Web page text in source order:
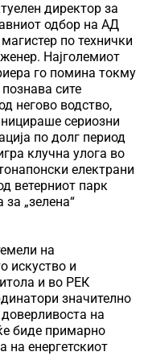
директор за
одбор на АД
по технички
Најголемиот
го помина токму
сите
негово водство,
сериозни
по долг период
клучна улога во
електрани
ветерниот парк
за „зелена“
на
искуство и
и во РЕК
значително
на
биде примарно
на енергетскиот